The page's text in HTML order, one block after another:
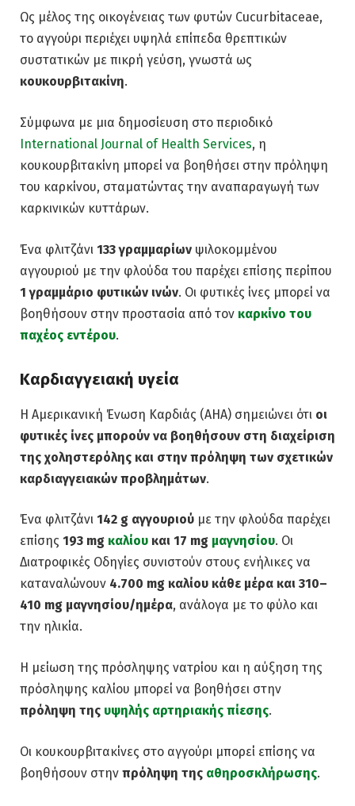
Ως μέλος της οικογένειας των φυτών Cucurbitaceae,
το αγγούρι περιέχει υψηλά επίπεδα θρεπτικών
συστατικών με πικρή γεύση, γνωστά ως
κουκουρβιτακίνη.
Σύμφωνα με μια δημοσίευση στο περιοδικό
International Journal of Health Services, η
κουκουρβιτακίνη μπορεί να βοηθήσει στην πρόληψη
του καρκίνου, σταματώντας την αναπαραγωγή των
καρκινικών κυττάρων.
Ένα φλιτζάνι 133 γραμμαρίων ψιλοκομμένου
αγγουριού με την φλούδα του παρέχει επίσης περίπου
1 γραμμάριο φυτικών ινών. Οι φυτικές ίνες μπορεί να
βοηθήσουν στην προστασία από τον καρκίνο του
παχέος εντέρου.
Καρδιαγγειακή υγεία
Η Αμερικανική Ένωση Καρδιάς (AHA) σημειώνει ότι οι
φυτικές ίνες μπορούν να βοηθήσουν στη διαχείριση
της χοληστερόλης και στην πρόληψη των σχετικών
καρδιαγγειακών προβλημάτων.
Ένα φλιτζάνι 142 g αγγουριού με την φλούδα παρέχει
επίσης 193 mg καλίου και 17 mg μαγνησίου. Οι
Διατροφικές Οδηγίες συνιστούν στους ενήλικες να
καταναλώνουν 4.700 mg καλίου κάθε μέρα και 310–
410 mg μαγνησίου/ημέρα, ανάλογα με το φύλο και
την ηλικία.
Η μείωση της πρόσληψης νατρίου και η αύξηση της
πρόσληψης καλίου μπορεί να βοηθήσει στην
πρόληψη της υψηλής αρτηριακής πίεσης.
Οι κουκουρβιτακίνες στο αγγούρι μπορεί επίσης να
βοηθήσουν στην πρόληψη της αθηροσκλήρωσης.